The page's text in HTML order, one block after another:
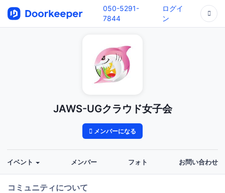
050-5291-
7844
ログイ
ン
JAWS-UGクラウド女子会
メンバーになる
イベント メンバー フォト お問い合わせ
コミュニティについて